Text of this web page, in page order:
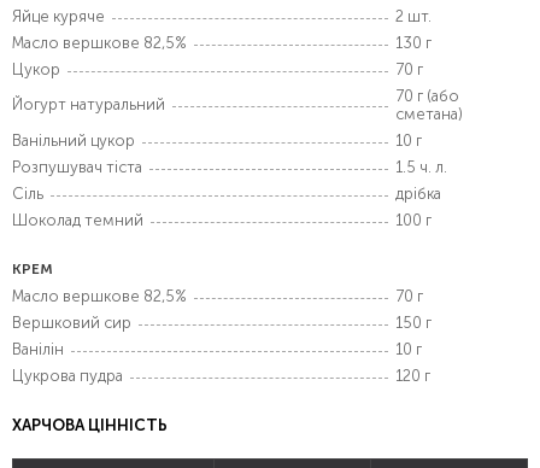
Яйце куряче
2 шт.
Масло вершкове 82,5%
130 г
Цукор
70 г
Йогурт натуральний
70 г (або
сметана)
Ванільний цукор
10 г
Розпушувач тіста
1.5 ч. л.
Сіль
дрібка
Шоколад темний
100 г
КРЕМ
Масло вершкове 82,5%
70 г
Вершковий сир
150 г
Ванілін
10 г
Цукрова пудра
120 г
ХАРЧОВА ЦІННІСТЬ